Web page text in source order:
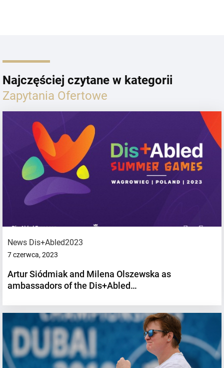
Najczęściej czytane w kategorii
Zapytania Ofertowe
News Dis+Abled2023
7 czerwca, 2023
Artur Siódmiak and Milena Olszewska as
ambassadors of the Dis+Abled…